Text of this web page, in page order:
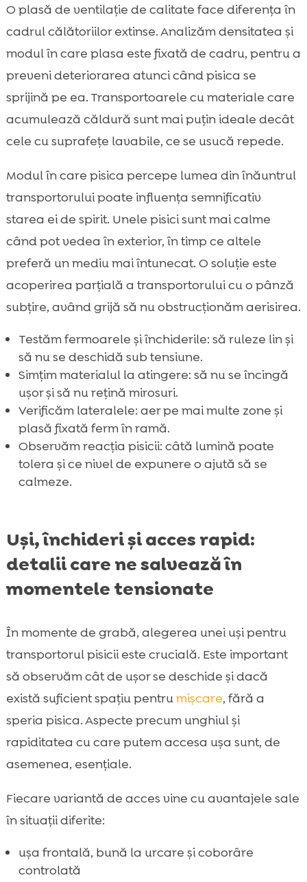
O plasă de ventilație de calitate face diferența în
cadrul călătoriilor extinse. Analizăm densitatea și
modul în care plasa este fixată de cadru, pentru a
preveni deteriorarea atunci când pisica se
sprijină pe ea. Transportoarele cu materiale care
acumulează căldură sunt mai puțin ideale decât
cele cu suprafețe lavabile, ce se usucă repede.
Modul în care pisica percepe lumea din înăuntrul
transportorului poate influența semnificativ
starea ei de spirit. Unele pisici sunt mai calme
când pot vedea în exterior, în timp ce altele
preferă un mediu mai întunecat. O soluție este
acoperirea parțială a transportorului cu o pânză
subțire, având grijă să nu obstrucționăm aerisirea.
Testăm fermoarele și închiderile: să ruleze lin și
să nu se deschidă sub tensiune.
Simțim materialul la atingere: să nu se încingă
ușor și să nu rețină mirosuri.
Verificăm lateralele: aer pe mai multe zone și
plasă fixată ferm în ramă.
Observăm reacția pisicii: câtă lumină poate
tolera și ce nivel de expunere o ajută să se
calmeze.
Uși, închideri și acces rapid:
detalii care ne salvează în
momentele tensionate
În momente de grabă, alegerea unei uși pentru
transportorul pisicii este crucială. Este important
să observăm cât de ușor se deschide și dacă
există suficient spațiu pentrumișcare, fără a
speria pisica. Aspecte precum unghiul și
rapiditatea cu care putem accesa ușa sunt, de
asemenea, esențiale.
Fiecare variantă de acces vine cu avantajele sale
în situații diferite:
ușa frontală, bună la urcare și coborâre
controlată